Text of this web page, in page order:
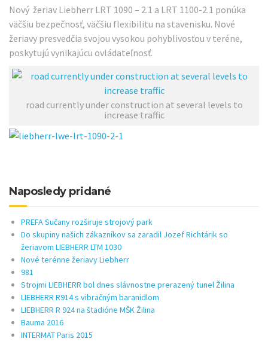
Nový žeriav Liebherr LRT 1090 – 2.1 a LRT 1100-2.1 ponúka
väčšiu bezpečnosť, väčšiu flexibilitu na stavenisku. Nové
žeriavy presvedčia svojou vysokou pohyblivosťou v teréne,
poskytujú vynikajúcu ovládateľnosť.
road currently under construction at several levels to
increase traffic
Naposledy pridané
PREFA Sučany rozširuje strojový park
Do skupiny našich zákazníkov sa zaradil Jozef Richtárik so
žeriavom LIEBHERR LTM 1030
Nové terénne žeriavy Liebherr
981
Strojmi LIEBHERR bol dnes slávnostne prerazený tunel Žilina
LIEBHERR R914 s vibračným baranidlom
LIEBHERR R 924 na štadióne MŠK Žilina
Bauma 2016
INTERMAT Paris 2015